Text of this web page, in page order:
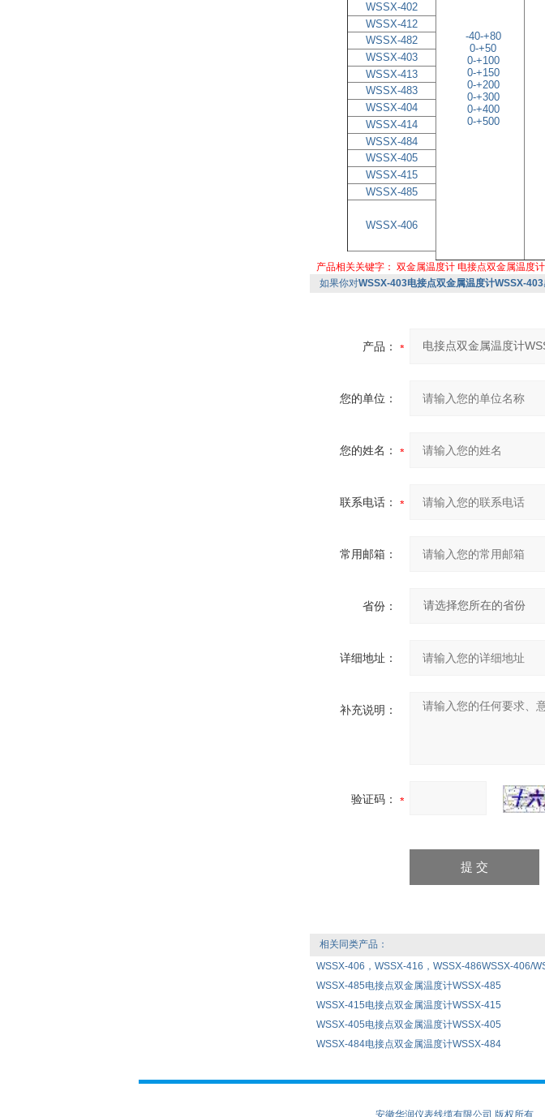
-40-+80
0-+50
0-+100
0-+150
0-+200
0-+300
0-+400
0-+500
WSSX-402
WSSX-412
WSSX-482
WSSX-403
WSSX-413
WSSX-483
WSSX-404
WSSX-414
WSSX-484
WSSX-405
WSSX-415
WSSX-485
WSSX-406
产品相关关键字： 双金属温度计 电接点双金属温度计
如果你对WSSX-403电接点双金属温度计WSSX-403
产品：
您的单位：
您的姓名：
联系电话：
常用邮箱：
省份：
详细地址：
补充说明：
验证码：
相关同类产品：
WSSX-406，WSSX-416，WSSX-486WSSX-406/
WSSX-485电接点双金属温度计WSSX-485
WSSX-415电接点双金属温度计WSSX-415
WSSX-405电接点双金属温度计WSSX-405
WSSX-484电接点双金属温度计WSSX-484
安徽华润仪表线缆有限公司 版权所有